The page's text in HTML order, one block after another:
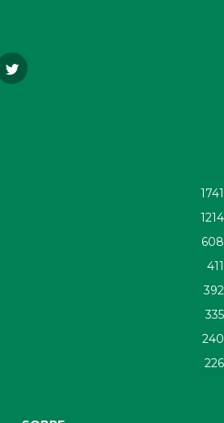
1741
1214
608
411
392
335
240
226